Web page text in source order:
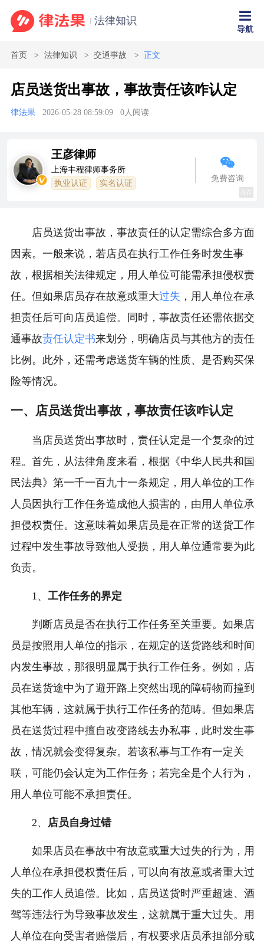
法律知识
导航
首页 法律知识 交通事故 正文
店员送货出事故，事故责任该咋认定
律法果 2026-05-28 08:59:09 0人阅读
王彦律师
上海丰程律师事务所
执业认证 实名认证
免费咨询
店员送货出事故，事故责任的认定需综合多方面
因素。一般来说，若店员在执行工作任务时发生事
故，根据相关法律规定，用人单位可能需承担侵权责
任。但如果店员存在故意或重大过失 ，用人单位在承
担责任后可向店员追偿。同时，事故责任还需依据交
通事故责任认定书来划分，明确店员与其他方的责任
比例。此外，还需考虑送货车辆的性质、是否购买保
险等情况。
一、店员送货出事故，事故责任该咋认定
当店员送货出事故时，责任认定是一个复杂的过
程。首先，从法律角度来看，根据《中华人民共和国
民法典》第一千一百九十一条规定，用人单位的工作
人员因执行工作任务造成他人损害的，由用人单位承
担侵权责任。这意味着如果店员是在正常的送货工作
过程中发生事故导致他人受损，用人单位通常要为此
负责。
1、 工作任务的界定
判断店员是否在执行工作任务至关重要。如果店
员是按照用人单位的指示，在规定的送货路线和时间
内发生事故，那很明显属于执行工作任务。例如，店
员在送货途中为了避开路上突然出现的障碍物而撞到
其他车辆，这就属于执行工作任务的范畴。但如果店
员在送货过程中擅自改变路线去办私事，此时发生事
故，情况就会变得复杂。若该私事与工作有一定关
联，可能仍会认定为工作任务；若完全是个人行为，
用人单位可能不承担责任。
2、 店员自身过错
如果店员在事故中有故意或重大过失的行为，用
人单位在承担侵权责任后，可以向有故意或者重大过
失的工作人员追偿。比如，店员送货时严重超速、酒
驾等违法行为导致事故发生，这就属于重大过失。用
人单位在向受害者赔偿后，有权要求店员承担部分或